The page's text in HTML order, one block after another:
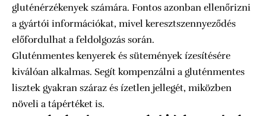
gluténérzékenyek számára. Fontos azonban ellenőrizni
a gyártói információkat, mivel keresztszennyeződés
előfordulhat a feldolgozás során.
Gluténmentes kenyerek és sütemények ízesítésére
kiválóan alkalmas. Segít kompenzálni a gluténmentes
lisztek gyakran száraz és ízetlen jellegét, miközben
növeli a tápértéket is.